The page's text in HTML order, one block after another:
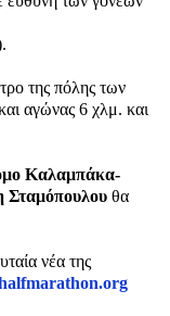
της πόλης των
αγώνας 6 χλμ. και
Καλαμπάκα-
Σταμόπουλου θα
νέα της